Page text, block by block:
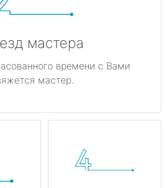
мастера
времени с Вами
мастер.